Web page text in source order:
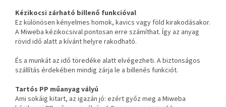
Kézikocsi zárható billenő funkcióval
Ez különösen kényelmes homok, kavics vagy föld kirakodásakor.
A Miweba kézikocsival pontosan erre számíthat. Így az anyag
rövid idő alatt a kívánt helyre rakodható.
És a munkát az idő töredéke alatt elvégezheti. A biztonságos
szállítás érdekében mindig zárja le a billenés funkciót.
Tartós PP műanyagvályú
Ami sokáig kitart, az igazán jó: ezért győz meg a Miweba